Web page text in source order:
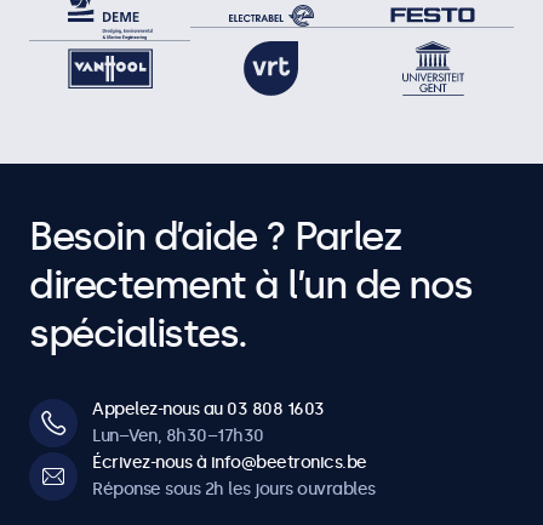
Besoin d’aide ? Parlez
directement à l’un de nos
spécialistes.
Appelez-nous au 03 808 1603
Lun–Ven, 8h30–17h30
Écrivez-nous à info@beetronics.be
Réponse sous 2h les jours ouvrables